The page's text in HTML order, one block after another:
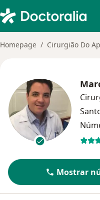
Homepage Cirurgião Do
Mostrar